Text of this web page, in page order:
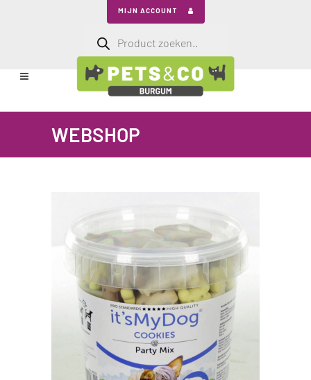
zoeken
MIJN ACCOUNT
WEBSHOP